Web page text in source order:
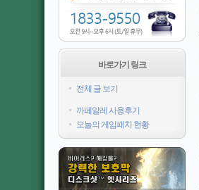
바로가기 링크
전체 글 보기
까페알레 사용후기
오늘의 게임패치 현황